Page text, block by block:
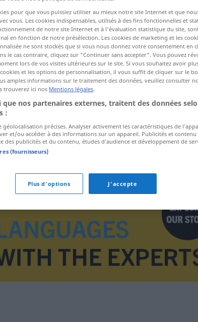
pour que vous puissiez utiliser au mieux notre site Internet et que
vous. Les cookies indispensables, utilisés à des fins fonctionnelles et
de notre site Internet et à l'évaluation statistique du site,
en fonction de notre présélection. Les cookies de marketing et les
ne sont stockés que si vous nous donnez votre consentement en
le cas contraire, cliquez sur "Continuer sans accepter". Vous pouvez
lors de vos visites ultérieures sur le site. Si vous souhaitez avoir
et les options de personnalisation, il vous suffit de cliquer sur le
amples informations sur le traitement des données, veuillez consulter
trouverez ici nos Mentions légales.
que nos partenaires externes, traitent des données
:
géolocalisation précises. Analyser activement les caractéristiques de
et/ou accéder à des informations sur un appareil. Publicités et contenu
des publicités et du contenu, études d’audience et développement de
(fournisseurs)
Plus d'options J'accepte